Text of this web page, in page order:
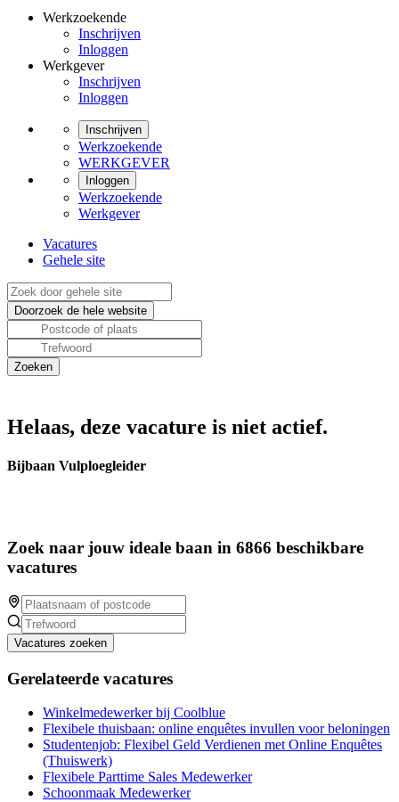
Werkzoekende
Inschrijven
Inloggen
Werkgever
Inschrijven
Inloggen
Inschrijven
Werkzoekende
WERKGEVER
Inloggen
Werkzoekende
Werkgever
Vacatures
Gehele site
Helaas, deze vacature is niet actief.
Bijbaan Vulploegleider
Zoek naar jouw ideale baan in 6866 beschikbare
vacatures
Vacatures zoeken
Gerelateerde vacatures
Winkelmedewerker bij Coolblue
Flexibele thuisbaan: online enquêtes invullen voor beloningen
Studentenjob: Flexibel Geld Verdienen met Online Enquêtes
(Thuiswerk)
Flexibele Parttime Sales Medewerker
Schoonmaak Medewerker